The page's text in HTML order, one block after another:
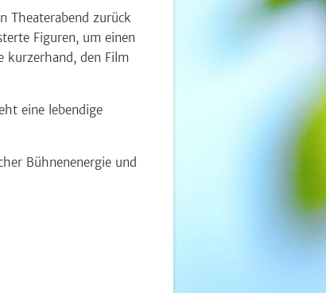
Theaterabend zurück
Figuren, um einen
kurzerhand, den Film
eine lebendige
Bühnenenergie und